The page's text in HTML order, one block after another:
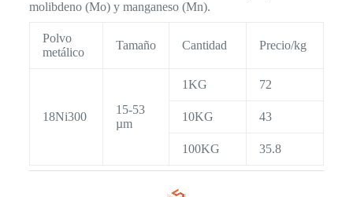
molibdeno (Mo) y manganeso (Mn).
Polvo
metálico
Tamaño Cantidad Precio/kg
18Ni300
15-53
µm
1KG 72
10KG 43
100KG 35.8